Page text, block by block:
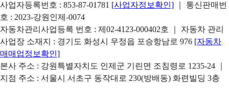
사업자등록번호 : 853-87-01781 [사업자정보확인]
｜ 통신판매번
호 : 2023-강원인제-0074
자동차관리사업등록 번호 : 제02-4123-000402호 ｜ 자동차 관리
사업장 소재지 : 경기도 화성시 우정읍 포승항남로 976 [자동차
매매업정보확인]
본사 주소 : 강원특별자치도 인제군 기린면 조침령로 1235-24 ｜
지점 주소 : 서울시 서초구 동작대로 230(방배동) 화련빌딩 3층